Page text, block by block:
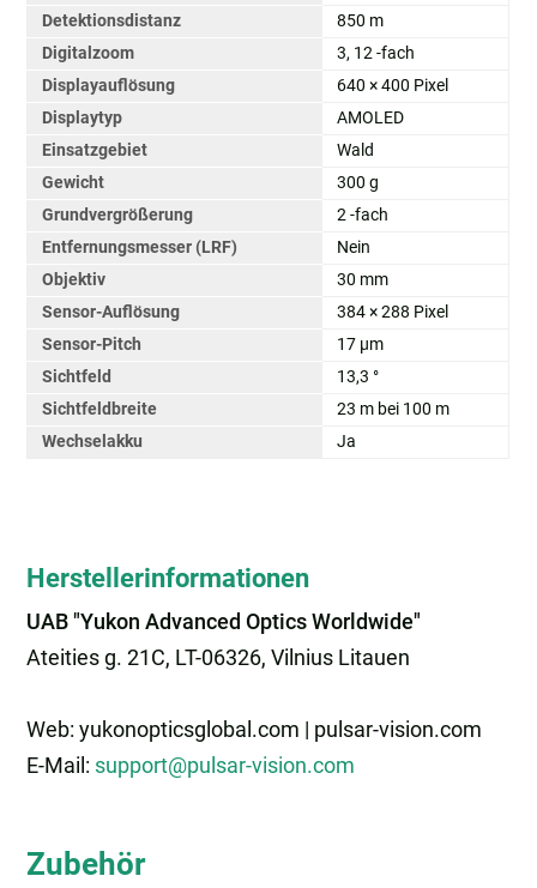
Detektionsdistanz
850 m
Digitalzoom
3, 12 -fach
Displayauflösung
640 × 400 Pixel
Displaytyp
AMOLED
Einsatzgebiet
Wald
Gewicht
300 g
Grundvergrößerung
2 -fach
Entfernungsmesser (LRF)
Nein
Objektiv
30 mm
Sensor-Auflösung
384 × 288 Pixel
Sensor-Pitch
17 µm
Sichtfeld
13,3 °
Sichtfeldbreite
23 m bei 100 m
Wechselakku
Ja
Herstellerinformationen
UAB "Yukon Advanced Optics Worldwide"
Ateities g. 21C, LT-06326, Vilnius Litauen
Web: yukonopticsglobal.com | pulsar-vision.com
E-Mail: support@pulsar-vision.com
Zubehör